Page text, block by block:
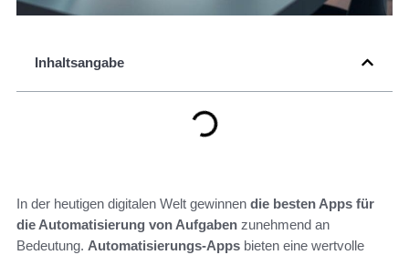
Inhaltsangabe
In der heutigen digitalen Welt gewinnen die besten Apps für
die Automatisierung von Aufgaben zunehmend an
Bedeutung. Automatisierungs-Apps bieten eine wertvolle